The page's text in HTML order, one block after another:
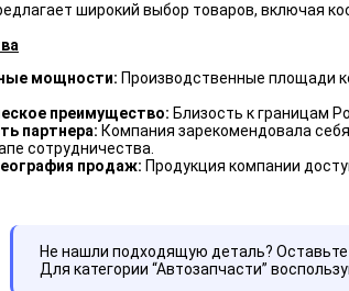
широкий выбор товаров, включая
мощности: Производственные площади
преимущество: Близость к границам
партнера: Компания зарекомендовала
сотрудничества.
продаж: Продукция компании
Не нашли подходящую деталь? Оставьте
Для категории “Автозапчасти”